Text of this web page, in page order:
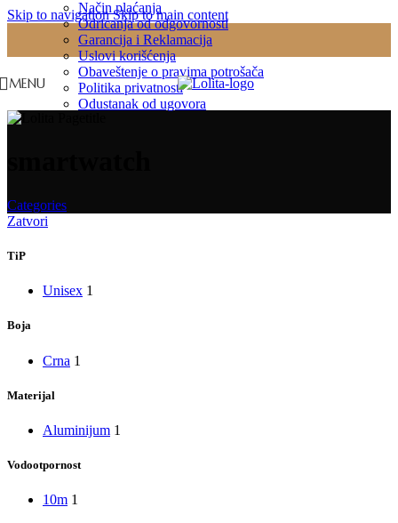
Skip to navigationSkip to main content
Način plaćanja
Odricanja od odgovornosti
Garancija i Reklamacija
Uslovi korišćenja
Obaveštenje o pravima potrošača
Politika privatnosti
Odustanak od ugovora
MENU
Categories
Zatvori
TiP
Unisex 1
Boja
Crna 1
Materijal
Aluminijum 1
Vodootpornost
10m 1